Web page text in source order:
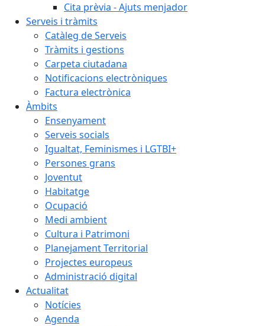
Cita prèvia - Ajuts menjador
Serveis i tràmits
Catàleg de Serveis
Tràmits i gestions
Carpeta ciutadana
Notificacions electròniques
Factura electrònica
Àmbits
Ensenyament
Serveis socials
Igualtat, Feminismes i LGTBI+
Persones grans
Joventut
Habitatge
Ocupació
Medi ambient
Cultura i Patrimoni
Planejament Territorial
Projectes europeus
Administració digital
Actualitat
Notícies
Agenda